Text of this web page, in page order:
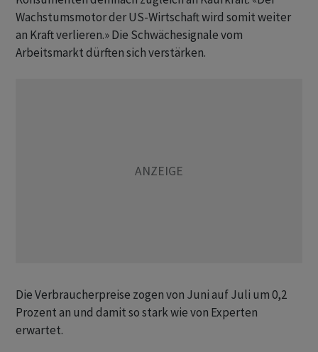
Wachstumsmotor der US-Wirtschaft wird somit weiter
an Kraft verlieren.» Die Schwächesignale vom
Arbeitsmarkt dürften sich verstärken.
Die Verbraucherpreise zogen von Juni auf Juli um 0,2
Prozent an und damit so stark wie von Experten
erwartet.